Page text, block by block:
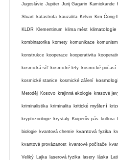
Jugoslávie Jupiter Jurij Gagarin Kamiokande
Stuart katastrofa kauzalita Kelvin Kim Čong-Il
KLDR Klementinum klima měst klimatologie
kombinatorika komety komunikace
konstrukce kooperace kooperativita
kosmická síť kosmické lety kosmické počasí
kosmické stanice kosmické záření
Metoděj Kosovo krajinná ekologie krasové
kriminalistika kriminalita kritické myšlení
kryptozoologie krystaly Kuiperův pás kultura
biologie kvantová chemie kvantová fyzika
kvantová provázanost kvantové počítače
Veliký Lajka laserová fyzika lasery láska